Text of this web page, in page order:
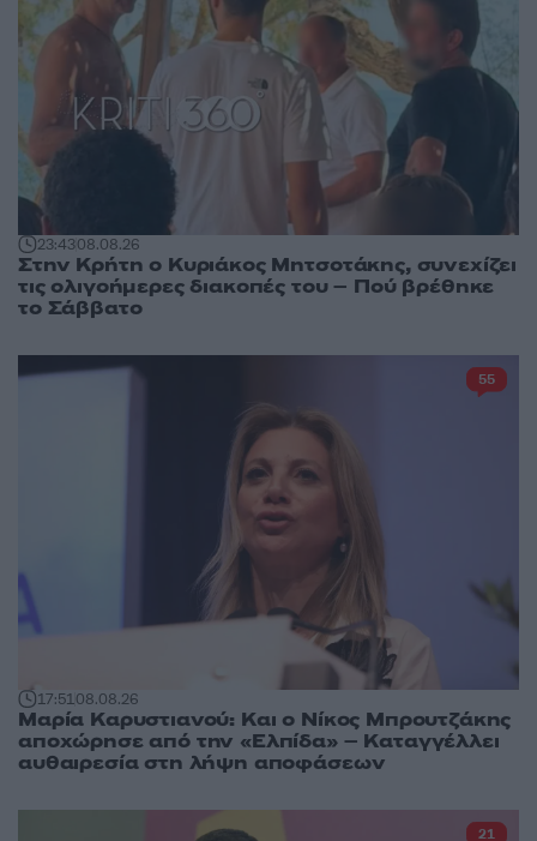
23:4308.08.26
Στην Κρήτη ο Κυριάκος Μητσοτάκης, συνεχίζει
τις ολιγοήμερες διακοπές του – Πού βρέθηκε
το Σάββατο
17:5108.08.26
Μαρία Καρυστιανού: Και ο Νίκος Μπρουτζάκης
αποχώρησε από την «Ελπίδα» – Καταγγέλλει
αυθαιρεσία στη λήψη αποφάσεων
55
21